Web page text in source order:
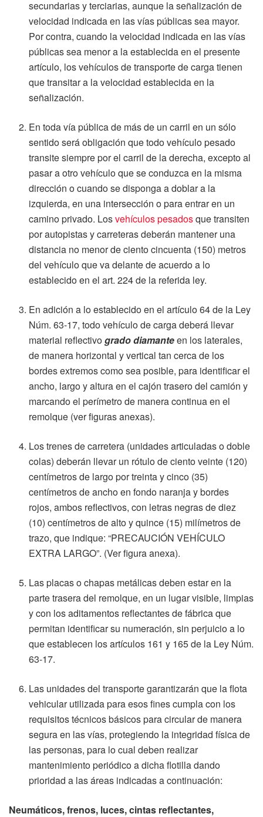
secundarias y terciarias, aunque la señalización de
velocidad indicada en las vías públicas sea mayor.
Por contra, cuando la velocidad indicada en las vías
públicas sea menor a la establecida en el presente
artículo, los vehículos de transporte de carga tienen
que transitar a la velocidad establecida en la
señalización.
En toda vía pública de más de un carril en un sólo
sentido será obligación que todo vehículo pesado
transite siempre por el carril de la derecha, excepto al
pasar a otro vehículo que se conduzca en la misma
dirección o cuando se disponga a doblar a la
izquierda, en una intersección o para entrar en un
camino privado. Losvehículos pesadosque transiten
por autopistas y carreteras deberán mantener una
distancia no menor de ciento cincuenta (150) metros
del vehículo que va delante de acuerdo a lo
establecido en el art. 224 de la referida ley.
En adición a lo establecido en el artículo 64 de la Ley
Núm. 63-17, todo vehículo de carga deberá llevar
material reflectivogrado diamanteen los laterales,
de manera horizontal y vertical tan cerca de los
bordes extremos como sea posible, para identificar el
ancho, largo y altura en el cajón trasero del camión y
marcando el perímetro de manera continua en el
remolque (ver figuras anexas).
Los trenes de carretera (unidades articuladas o doble
colas) deberán llevar un rótulo de ciento veinte (120)
centímetros de largo por treinta y cinco (35)
centímetros de ancho en fondo naranja y bordes
rojos, ambos reflectivos, con letras negras de diez
(10) centímetros de alto y quince (15) milímetros de
trazo, que indique: “PRECAUCIÓN VEHÍCULO
EXTRA LARGO”. (Ver figura anexa).
Las placas o chapas metálicas deben estar en la
parte trasera del remolque, en un lugar visible, limpias
y con los aditamentos reflectantes de fábrica que
permitan identificar su numeración, sin perjuicio a lo
que establecen los artículos 161 y 165 de la Ley Núm.
63-17.
Las unidades del transporte garantizarán que la flota
vehicular utilizada para esos fines cumpla con los
requisitos técnicos básicos para circular de manera
segura en las vías, protegiendo la integridad física de
las personas, para lo cual deben realizar
mantenimiento periódico a dicha flotilla dando
prioridad a las áreas indicadas a continuación:
Neumáticos, frenos, luces, cintas reflectantes,